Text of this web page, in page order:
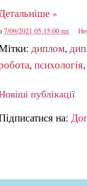
»
7/09/2021 05:15:00 пп
диплом,
, психологія
публікації
на: